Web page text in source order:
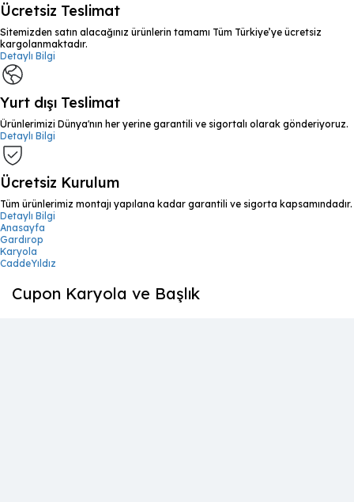
Ücretsiz Teslimat
Sitemizden satın alacağınız ürünlerin tamamı Tüm Türkiye’ye ücretsiz
kargolanmaktadır.
Detaylı Bilgi
Yurt dışı Teslimat
Ürünlerimizi Dünya'nın her yerine garantili ve sigortalı olarak gönderiyoruz.
Detaylı Bilgi
Ücretsiz Kurulum
Tüm ürünlerimiz montajı yapılana kadar garantili ve sigorta kapsamındadır.
Detaylı Bilgi
Anasayfa
Gardırop
Karyola
CaddeYıldız
Cupon Karyola ve Başlık